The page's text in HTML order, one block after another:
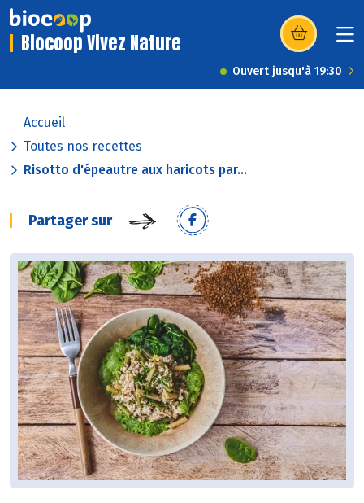
Biocoop Vivez Nature (s’ouvre dans
Ouvert jusqu'à 19:30
Accueil
Toutes nos recettes
Risotto d'épeautre aux haricots par...
Partager sur